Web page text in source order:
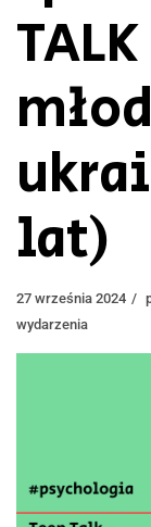
lat)
27 września 2024
wydarzenia